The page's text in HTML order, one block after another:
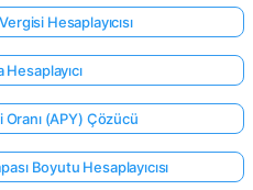
Hesaplayıcısı
Oranı (APY) Çözücü
Boyutu Hesaplayıcısı